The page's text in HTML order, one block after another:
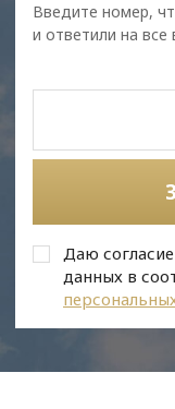
Введите номер,
и ответили на
Даю
данных в